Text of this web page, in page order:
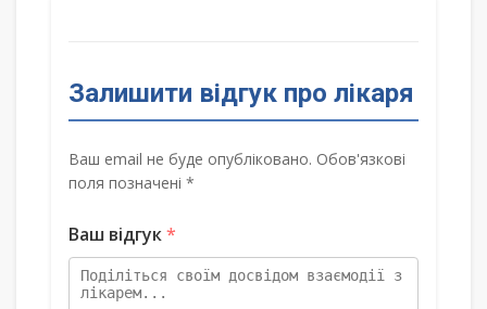
Залишити відгук про лікаря
Ваш email не буде опубліковано. Обов'язкові
поля позначені *
Ваш відгук*